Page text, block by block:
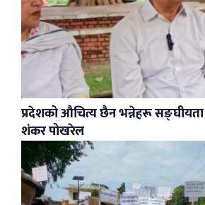
प्रदेशको औचित्य छैन भन्नेहरू
शंकर पोखरेल